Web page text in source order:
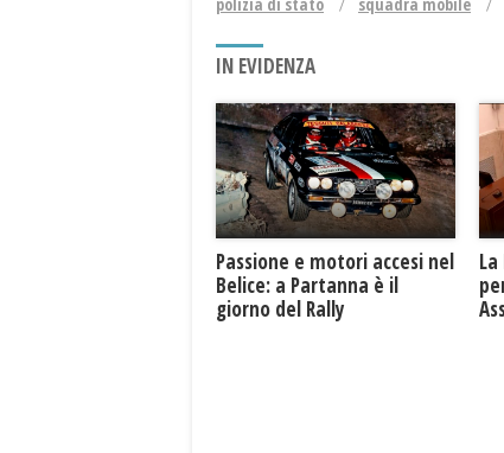
IN EVIDENZA
Passione e motori accesi nel
Belice: a Partanna è il
giorno del Rally